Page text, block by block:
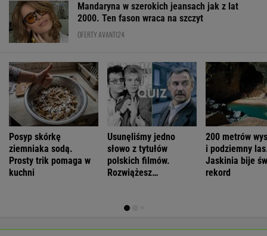
Mandaryna w szerokich jeansach jak z lat
2000. Ten fason wraca na szczyt
OFERTY AVANTI24
Posyp skórkę
ziemniaka sodą.
Prosty trik pomaga w
kuchni
Usunęliśmy jedno
słowo z tytułów
polskich filmów.
Rozwiążesz
200 metrów
i podziemny
Jaskinia bije
rekord